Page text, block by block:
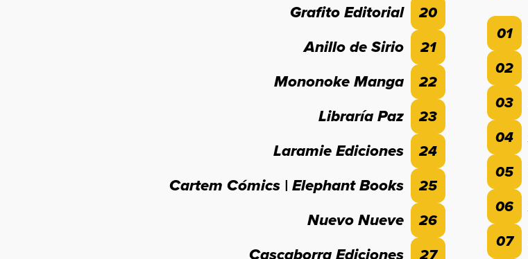
Grafito Editorial 20
Anillo de Sirio 21
Mononoke Manga 22
Libraría Paz 23
Laramie Ediciones 24
Cartem Cómics | Elephant Books 25
Nuevo Nueve 26
27
01
02
03
04
05
06
07